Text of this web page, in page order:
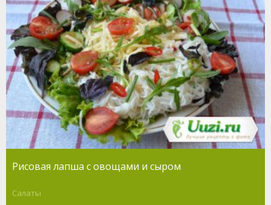
Рисовая лапша с овощами и сыром
Салаты